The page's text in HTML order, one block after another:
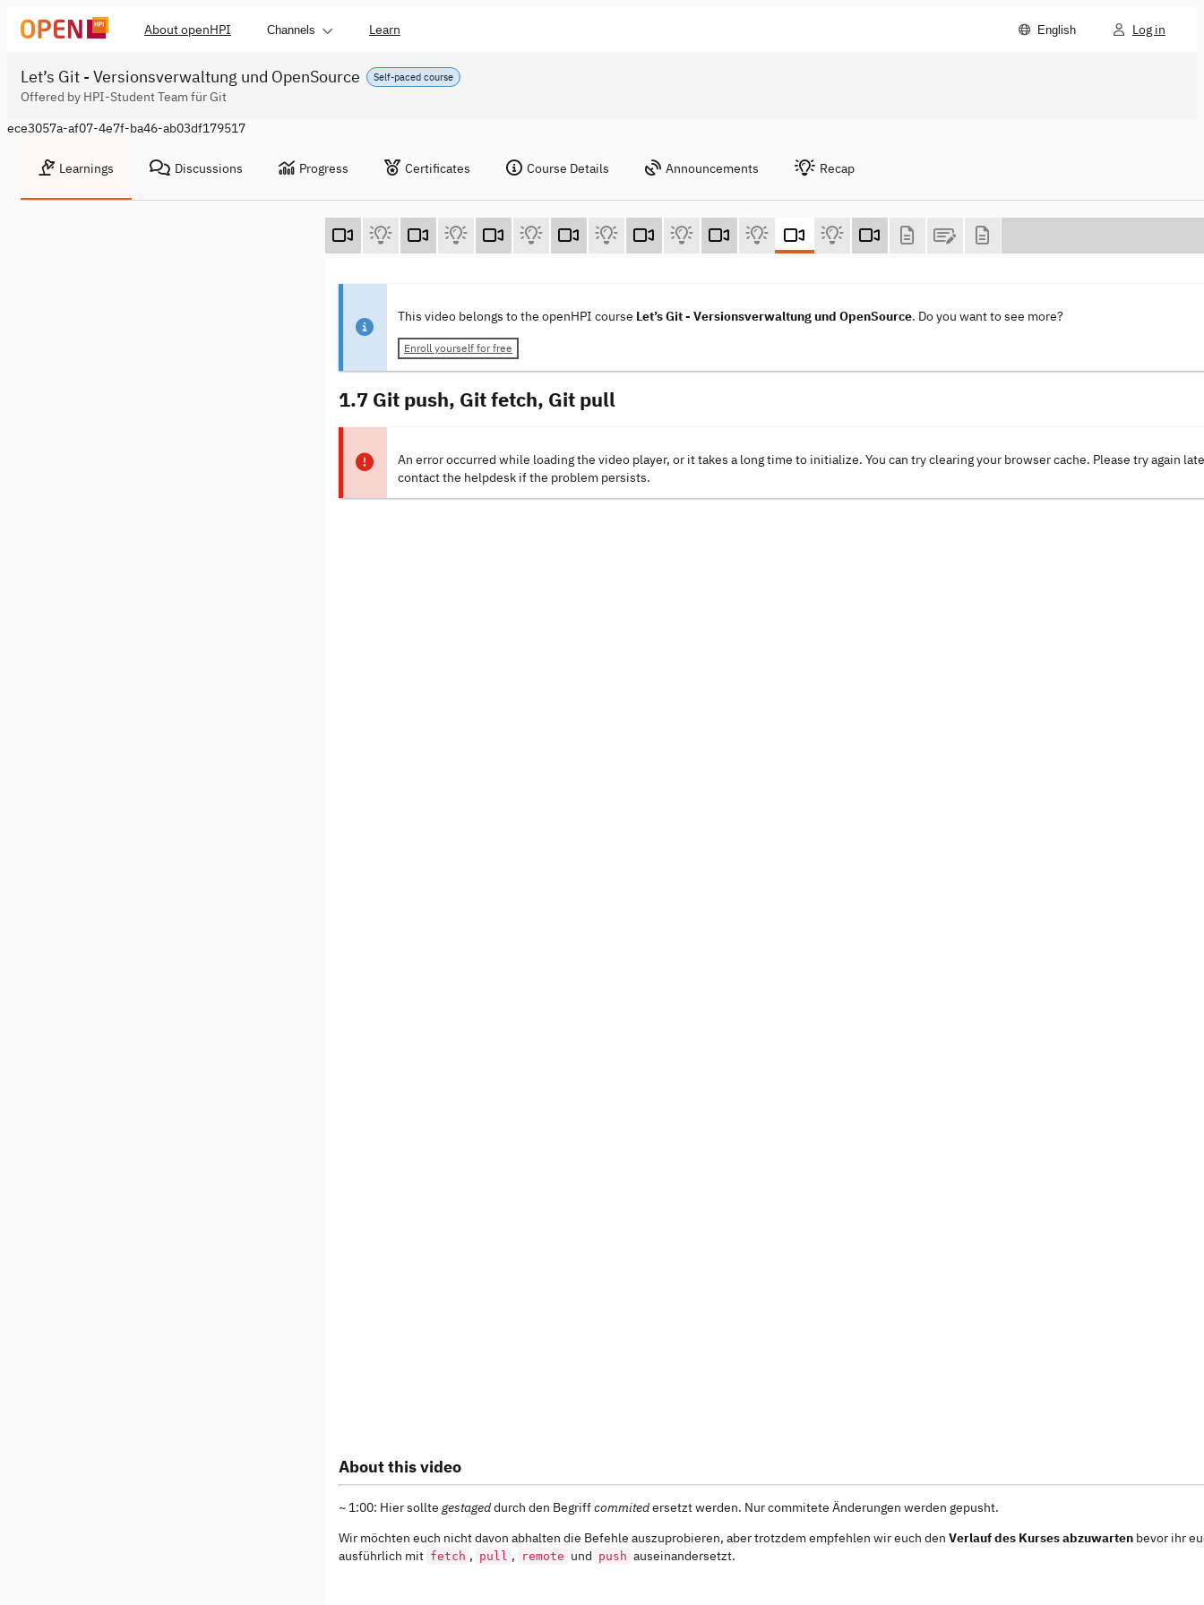
About openHPI Channels Learn English Log in
Self-paced course
Let’s Git - Versionsverwaltung und OpenSource
Offered by HPI-Student Team für Git
ece3057a-af07-4e7f-ba46-ab03df179517
Learnings Discussions Progress Certificates Course Details Announcements Recap
This video belongs to the openHPI course Let’s Git - Versionsverwaltung und OpenSource. Do you want to see more?
Enroll yourself for free
1.7 Git push, Git fetch, Git pull
An error occurred while loading the video player, or it takes a long time to initialize. You can try clearing your browser cache. Please try again
contact the helpdesk if the problem persists.
About this video
~ 1:00: Hier sollte gestageddurch den Begriffcommitedersetzt werden. Nur commitete Änderungen werden gepusht.
Wir möchten euch nicht davon abhalten die Befehle auszuprobieren, aber trotzdem empfehlen wir euch den Verlauf des Kurses abzuwartenbevor ihr
ausführlich mit fetch , pull , remote und push auseinandersetzt.